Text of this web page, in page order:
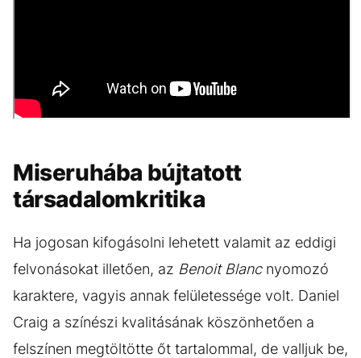
Miseruhába bújtatott
társadalomkritika
Ha jogosan kifogásolni lehetett valamit az eddigi
felvonásokat illetően, az Benoit Blancnyomozó
karaktere, vagyis annak felületessége volt. Daniel
Craig a színészi kvalitásának köszönhetően a
felszínen megtöltötte őt tartalommal, de valljuk be,